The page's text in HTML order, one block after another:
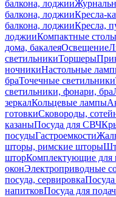
балкона, лоджии
балкона, лоджииКресла-
балкона, лоджииКресла,
лоджииКомпактные
дома, бакалеяОсвещение
светильникиТоршеры
ночникиНастольные
браТочечные светильники
светильники, фонари, бра
зеркалКольцевые лампы
готовкиСковороды,
казаныПосуда для СВЧ
посудыГастроемкости
шторы, римские шторы
шторКомплектующие для
оконЭлектроприводные
посуда, сервировка
напитковПосуда для